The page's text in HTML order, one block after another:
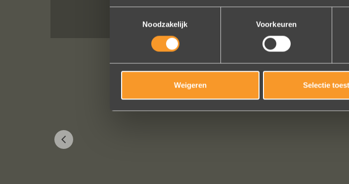
Noodzakelijk
Voorkeuren
Weigeren Selectie